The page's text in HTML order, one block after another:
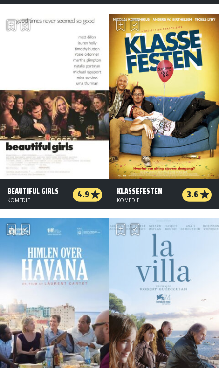
BEAUTIFUL GIRLS 4.9
KOMEDIE
KLASSEFESTEN 3.6
KOMEDIE